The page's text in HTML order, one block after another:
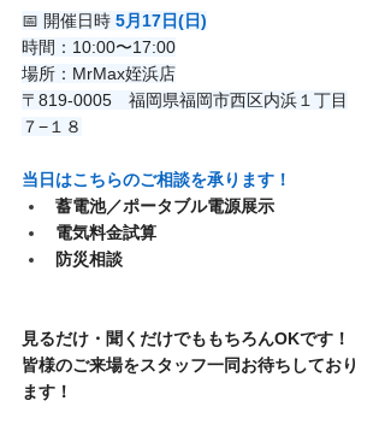
📅 開催日時 5月17日(日)
時間：10:00〜17:00
場所：MrMax姪浜店
〒819-0005　福岡県福岡市西区内浜１丁目
７−１８
当日はこちらのご相談を承ります！
蓄電池／ポータブル電源展示
電気料金試算
防災相談
見るだけ・聞くだけでももちろんOKです！
皆様のご来場をスタッフ一同お待ちしており
ます！